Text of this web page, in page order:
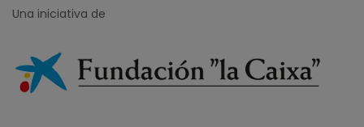
Una iniciativa de